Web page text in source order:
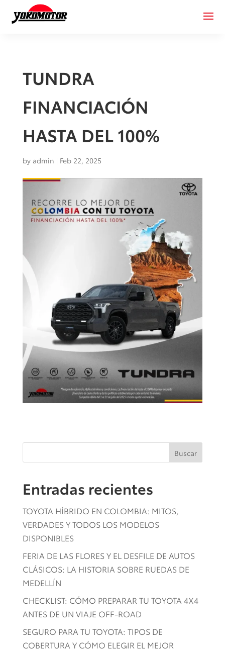
TUNDRA
FINANCIACIÓN
HASTA DEL 100%
by admin | Feb 22, 2025
Buscar
Entradas recientes
TOYOTA HÍBRIDO EN COLOMBIA: MITOS,
VERDADES Y TODOS LOS MODELOS
DISPONIBLES
FERIA DE LAS FLORES Y EL DESFILE DE AUTOS
CLÁSICOS: LA HISTORIA SOBRE RUEDAS DE
MEDELLÍN
CHECKLIST: CÓMO PREPARAR TU TOYOTA 4X4
ANTES DE UN VIAJE OFF-ROAD
SEGURO PARA TU TOYOTA: TIPOS DE
COBERTURA Y CÓMO ELEGIR EL MEJOR